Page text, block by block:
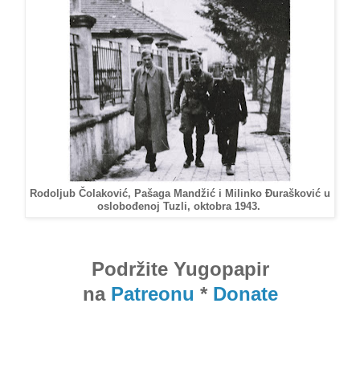
Rodoljub Čolaković, Pašaga Mandžić i Milinko Đurašković u
oslobođenoj Tuzli, oktobra 1943.
Podržite Yugopapir
na Patreonu * Donate